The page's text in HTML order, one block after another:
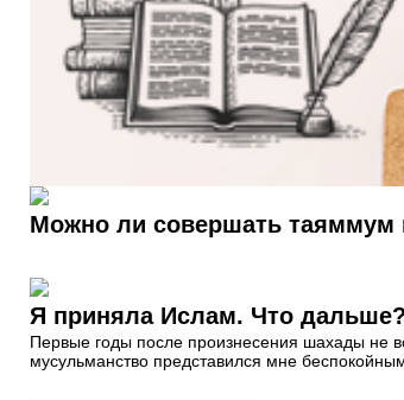
Можно ли совершать таяммум
Я приняла Ислам. Что дальше?
Первые годы после произнесения шахады не
мусульманство представился мне